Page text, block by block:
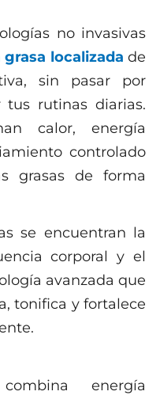
no invasivas
grasa localizada de
sin pasar por
rutinas diarias.
calor, energía
controlado
grasas de forma
se encuentran la
corporal y el
avanzada que
tonifica y fortalece
energía